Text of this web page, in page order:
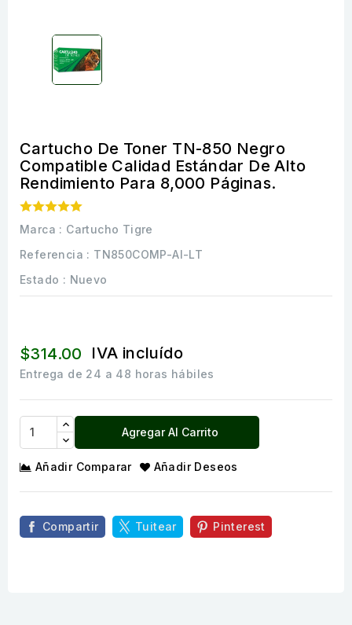
Cartucho De Toner TN-850 Negro
Compatible Calidad Estándar De Alto
Rendimiento Para 8,000 Páginas.
Marca : Cartucho Tigre
Referencia : TN850COMP-AI-LT
Estado : Nuevo
$314.00 IVA incluído
Entrega de 24 a 48 horas hábiles
Agregar Al Carrito
Añadir Comparar Añadir Deseos
Compartir Tuitear Pinterest